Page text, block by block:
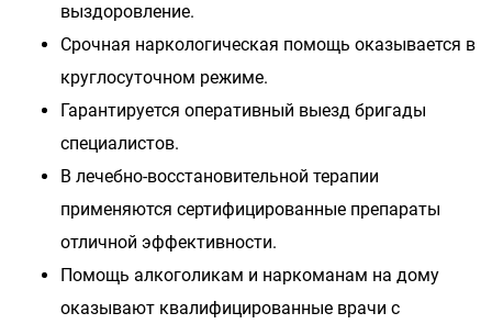
выздоровление.
Срочная наркологическая помощь оказывается в
круглосуточном режиме.
Гарантируется оперативный выезд бригады
специалистов.
В лечебно-восстановительной терапии
применяются сертифицированные препараты
отличной эффективности.
Помощь алкоголикам и наркоманам на дому
оказывают квалифицированные врачи с